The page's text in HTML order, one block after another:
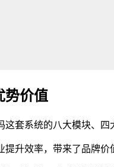
势价值
系统的八大模块、四
升效率，带来了品牌价